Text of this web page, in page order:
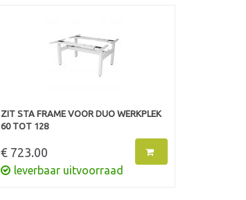
ZIT STA FRAME VOOR DUO WERKPLEK
60 TOT 128
€ 723.00
leverbaar uitvoorraad